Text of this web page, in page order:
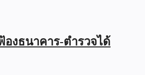
งธนาคาร-ตำรวจได้